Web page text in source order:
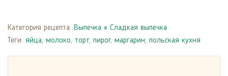
Категория рецепта: Выпечка » Сладкая выпечка
Теги: яйца, молоко, торт, пирог, маргарин, польская кухня